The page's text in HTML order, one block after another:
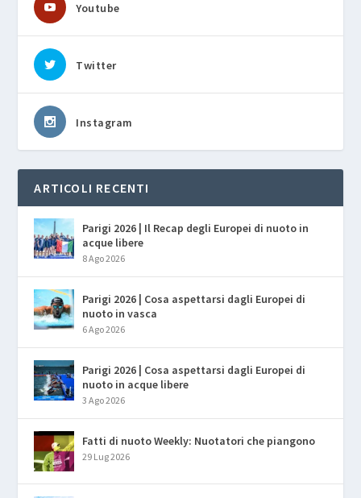
Youtube
Twitter
Instagram
ARTICOLI RECENTI
Parigi 2026 | Il Recap degli Europei di nuoto in
acque libere
8 Ago 2026
Parigi 2026 | Cosa aspettarsi dagli Europei di
nuoto in vasca
6 Ago 2026
Parigi 2026 | Cosa aspettarsi dagli Europei di
nuoto in acque libere
3 Ago 2026
Fatti di nuoto Weekly: Nuotatori che piangono
29 Lug 2026